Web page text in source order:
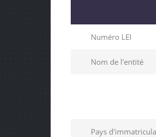
Numéro LEI
Nom de l'entité
Pays